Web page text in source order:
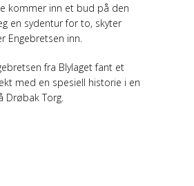
kommer inn et bud på den
en sydentur for to, skyter
Engebretsen inn.
fra Blylaget fant et
med en spesiell historie i en
Torg.